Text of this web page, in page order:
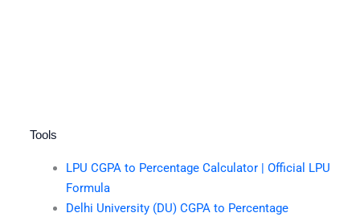
Tools
LPU CGPA to Percentage Calculator | Official LPU
Formula
Delhi University (DU) CGPA to Percentage